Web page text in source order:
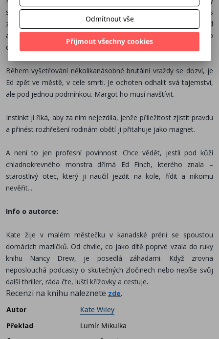
sériový vrah – vybral okolí San Francisca jako své loviště. Dnes
zde jeho dcera Margot působí jako detektivka na oddělení vražd
a celý život se snaží zapomenout na svou minulost i na svého
otce.
Během vyšetřování několikanásobné brutální vraždy se dozví, je
Ed zpět ve městě, v cele smrti. Je ochoten odhalit svá tajemství,
ale pod jednou podmínkou. Margot ho musí navštívit.
Instinkt jí říká, aby za ním nejezdila, jenže příležitost zjistit pravdu
a přinést rozhřešení rodinám obětí ji přitahuje jako magnet.
A není to jen profesní povinnost. Chce vědět, jestli pod kůží
chladnokrevného monstra dřímá Ed Finch, kterého znala –
starostlivý otec, který ji naučil jezdit na kole, řídit a nikomu
nevěřit...
Info o autorce:
Kate žije v malém městečku v kanadské prérii se spoustou
domácích mazlíčků. Od chvíle, co jako dítě poprvé vzala do ruky
knihu Nancy Drew, je posedlá záhadami. Když zrovna
neposlouchá podcasty o skutečných zločinech nebo nepíše svůj
další thriller, ráda čte, luští křížovky a cestuje.
Recenzi na knihu naleznete zde.
Autor
Kate Wiley
Překlad
Lumír Mikulka
Odmítnout vše
Přijmout všechny cookies